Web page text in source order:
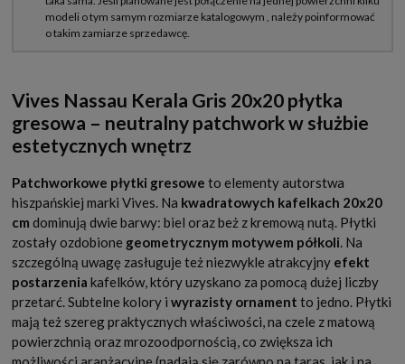
Vives Nassau Kerala Gris 20x20 płytka
gresowa – neutralny patchwork w służbie
estetycznych wnętrz
Patchworkowe płytki gresowe to elementy autorstwa
hiszpańskiej marki Vives. Na kwadratowych kafelkach 20x20
cm dominują dwie barwy: biel oraz beż z kremową nutą. Płytki
zostały ozdobione geometrycznym motywem półkoli . Na
szczególną uwagę zasługuje też niezwykle atrakcyjny efekt
postarzenia kafelków, który uzyskano za pomocą dużej liczby
przetarć. Subtelne kolory i wyrazisty ornament to jedno. Płytki
mają też szereg praktycznych właściwości, na czele z matową
powierzchnią oraz mrozoodpornością, co zwiększa ich